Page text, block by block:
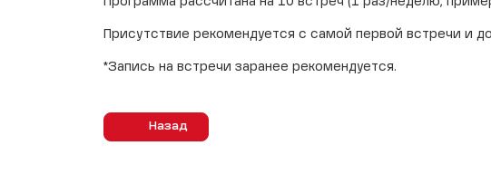
Присутствие рекомендуется с самой первой встречи и
*Запись на встречи заранее рекомендуется.
Назад